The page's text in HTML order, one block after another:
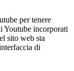
per tenere
Youtube incorporati
sito web sta
di